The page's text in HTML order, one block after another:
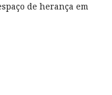
de herança em